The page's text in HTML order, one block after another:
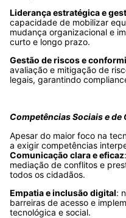
Liderança estratégica e
capacidade de mobilizar
mudança organizacional e
curto e longo prazo.
Gestão de riscos e
avaliação e mitigação de
legais, garantindo
Competências Sociais e
Apesar do maior foco na
a exigir competências
Comunicação clara e eficaz
mediação de conflitos e
todos os cidadãos.
Empatia e inclusão digital:
barreiras de acesso e
tecnológica e social.